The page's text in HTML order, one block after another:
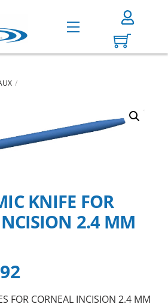
Menu
KNIFE FOR
2.4 MM
FOR CORNEAL INCISION 2.4 MM